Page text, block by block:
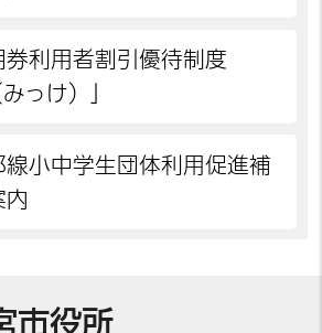
券利用者割引優待制度
っけ）」
線小中学生団体利用促進補
内
市役所